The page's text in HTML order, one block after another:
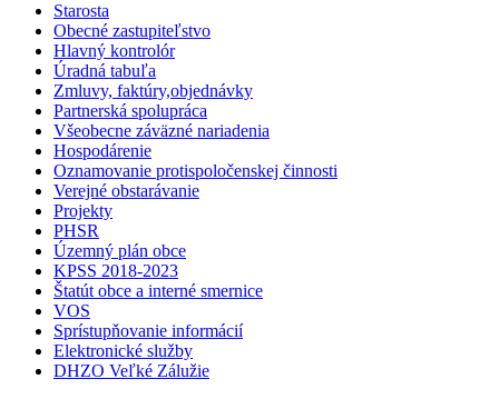
Starosta
Obecné zastupiteľstvo
Hlavný kontrolór
Úradná tabuľa
Zmluvy, faktúry,objednávky
Partnerská spolupráca
Všeobecne záväzné nariadenia
Hospodárenie
Oznamovanie protispoločenskej činnosti
Verejné obstarávanie
Projekty
PHSR
Územný plán obce
KPSS 2018-2023
Štatút obce a interné smernice
VOS
Sprístupňovanie informácií
Elektronické služby
DHZO Veľké Zálužie